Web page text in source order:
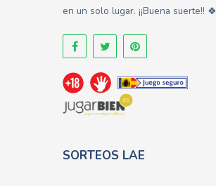
en un solo lugar. ¡¡Buena suerte!! 🍀
SORTEOS LAE